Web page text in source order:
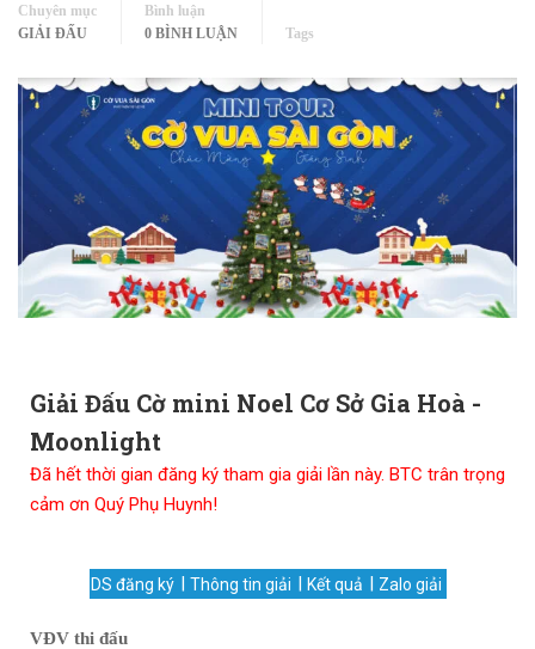
Chuyên mục
GIẢI ĐẤU
Bình luận
0 BÌNH LUẬN
Tags
Giải Đấu Cờ mini Noel Cơ Sở Gia Hoà -
Moonlight
Đã hết thời gian đăng ký tham gia giải lần này. BTC trân trọng
cảm ơn Quý Phụ Huynh!
DS đăng ký Thông tin giải Kết quả Zalo giải
VĐV thi đấu